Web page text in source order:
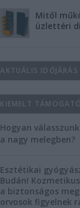
Mitől
üzlettéri
AKTUÁLIS IDŐJÁRÁS
KIEMELT
Hogyan
a nagy melegben?
Esztétikai
Budán!
a biztonságos
orvosok figyelnek